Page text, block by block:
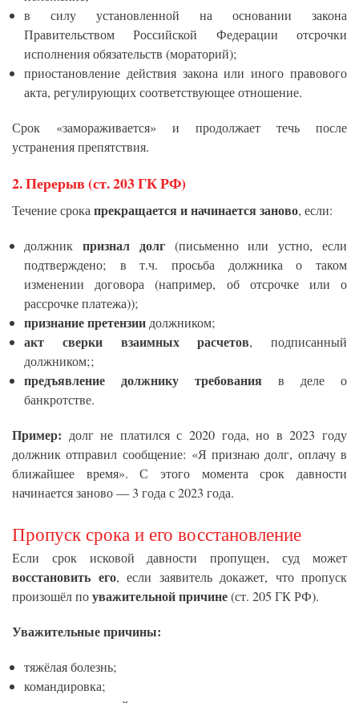
в силу установленной на основании закона
Правительством Российской Федерации отсрочки
исполнения обязательств (мораторий);
приостановление действия закона или иного правового
акта, регулирующих соответствующее отношение.
Срок «замораживается» и продолжает течь после
устранения препятствия.
2.Перерыв (ст. 203 ГК РФ)
Течение срокапрекращается и начинается заново, если:
должник признал долг(письменно или устно, если
подтверждено; в т.ч. просьба должника о таком
изменении договора (например, об отсрочке или о
рассрочке платежа));
признание претензиидолжником;
акт сверки взаимных расчетов, подписанный
должником;;
предъявление должнику требования в деле о
банкротстве.
Пример: долг не платился с 2020 года, но в 2023 году
должник отправил сообщение: «Я признаю долг, оплачу в
ближайшее время». С этого момента срок давности
начинается заново — 3 года с 2023 года.
Пропуск срока и его восстановление
Если срок исковой давности пропущен, суд может
восстановить его, если заявитель докажет, что пропуск
произошёл поуважительной причине(ст. 205 ГК РФ).
Уважительные причины:
тяжёлая болезнь;
командировка;